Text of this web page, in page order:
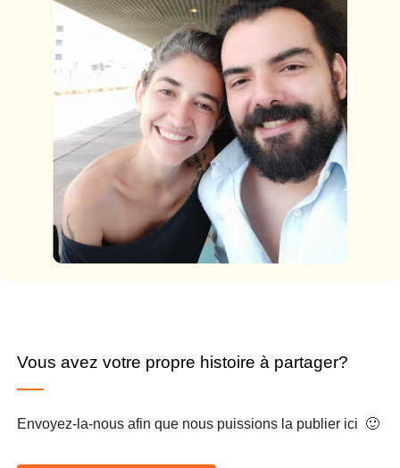
Vous avez votre propre histoire à partager?
Envoyez-la-nous afin que nous puissions la publier ici 🙂